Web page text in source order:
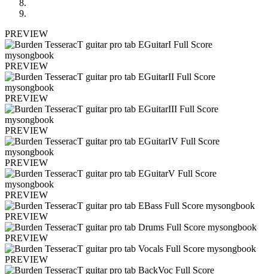
PREVIEW
PREVIEW
PREVIEW
PREVIEW
PREVIEW
PREVIEW
PREVIEW
PREVIEW
PREVIEW